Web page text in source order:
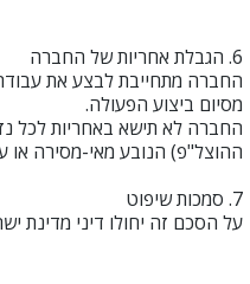
​6. הגבלת אחריות של החברה
מסיום ביצוע הפעולה.
החברה לא תישא באחריות לכל
ההוצל"פ) הנובע מאי-מסירה או
7. סמכות שיפוט
על הסכם זה יחולו דיני מדינת